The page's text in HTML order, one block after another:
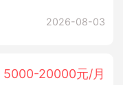
2026-08-03
5000-20000元/月